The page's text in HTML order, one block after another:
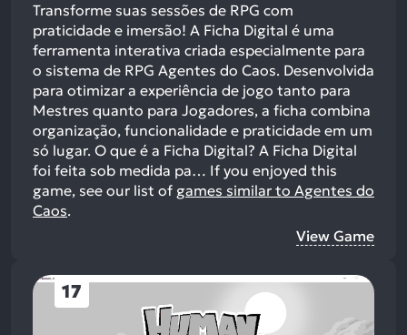
Transforme suas sessões de RPG com
praticidade e imersão! A Ficha Digital é uma
ferramenta interativa criada especialmente para
o sistema de RPG Agentes do Caos. Desenvolvida
para otimizar a experiência de jogo tanto para
Mestres quanto para Jogadores, a ficha combina
organização, funcionalidade e praticidade em um
só lugar. O que é a Ficha Digital? A Ficha Digital
foi feita sob medida pa… If you enjoyed this
game, see our list of games similar to Agentes do
Caos.
View Game
17